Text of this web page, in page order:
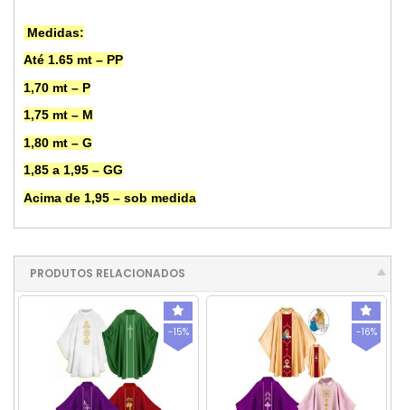
Medidas:
Até 1.65 mt – PP
1,70 mt – P
1,75 mt – M
1,80 mt – G
1,85 a 1,95 – GG
Acima de 1,95 – sob medida
PRODUTOS RELACIONADOS
-15% -16%